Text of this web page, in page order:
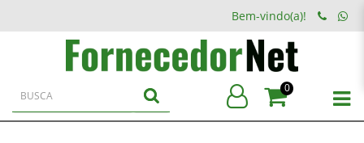
Bem-vindo(a)!
0